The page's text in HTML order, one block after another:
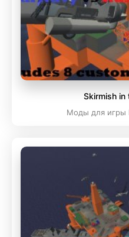
Skirmish in
Моды для игры